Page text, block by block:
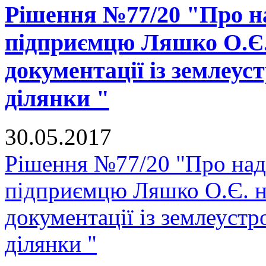
Рішення №77/20 "Про
підприємцю Ляшко О.Є.
документації із
ділянки "
30.05.2017
Рішення №77/20 "Про
підприємцю Ляшко О.Є.
документації із
ділянки "